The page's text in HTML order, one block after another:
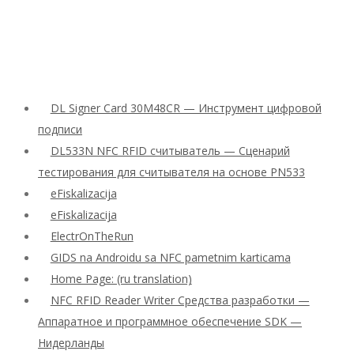
DL Signer Card 30M48CR — Инструмент цифровой
подписи
DL533N NFC RFID считыватель — Сценарий
тестирования для считывателя на основе PN533
eFiskalizacija
eFiskalizacija
ElectrOnTheRun
GIDS na Androidu sa NFC pametnim karticama
Home Page: (ru translation)
NFC RFID Reader Writer Средства разработки —
Аппаратное и программное обеспечение SDK —
Нидерланды